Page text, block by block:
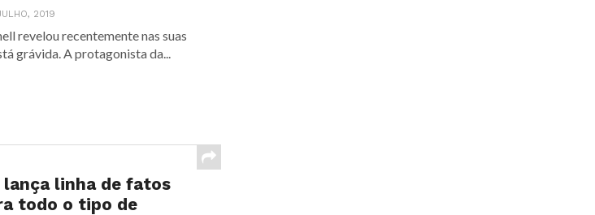
2019
revelou recentemente nas suas
grávida. A protagonista da...
lança linha de fatos
todo o tipo de